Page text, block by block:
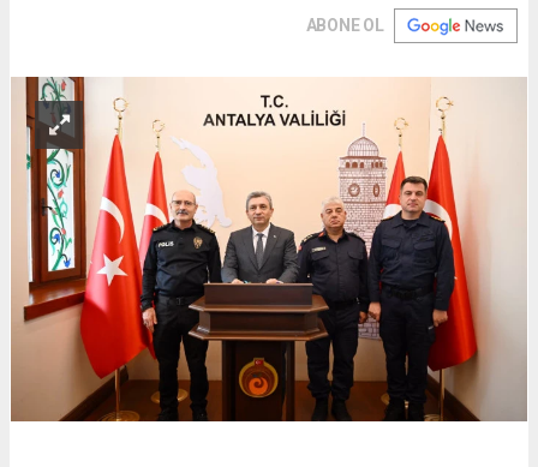
ABONE OL